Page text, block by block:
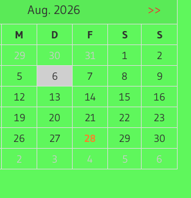
Aug. 2026 >>
M D F S
S
29 30 31 1
2
5 6 7 8
9
12 13 14 15
16
19 20 21 22
23
26 27 28 29
30
2 3 4 5 6